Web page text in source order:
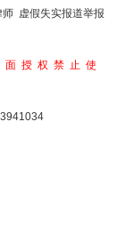
虚假失实报道举报
授权禁止使